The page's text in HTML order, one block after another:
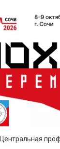
Центральная